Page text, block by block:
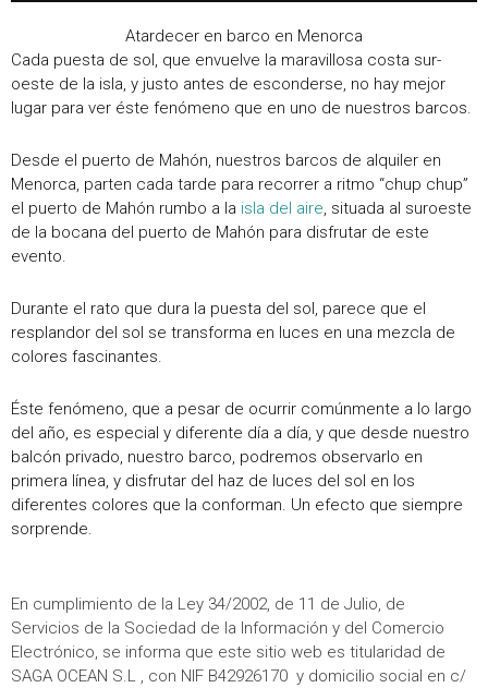
Atardecer en barco en Menorca
Cada puesta de sol, que envuelve la maravillosa costa sur-
oeste de la isla, y justo antes de esconderse, no hay mejor
lugar para ver éste fenómeno que en uno de nuestros barcos.
Desde el puerto de Mahón, nuestros barcos de alquiler en
Menorca, parten cada tarde para recorrer a ritmo “chup chup”
el puerto de Mahón rumbo a la isla del aire, situada al suroeste
de la bocana del puerto de Mahón para disfrutar de este
evento.
Durante el rato que dura la puesta del sol, parece que el
resplandor del sol se transforma en luces en una mezcla de
colores fascinantes.
Éste fenómeno, que a pesar de ocurrir comúnmente a lo largo
del año, es especial y diferente día a día, y que desde nuestro
balcón privado, nuestro barco, podremos observarlo en
primera línea, y disfrutar del haz de luces del sol en los
diferentes colores que la conforman. Un efecto que siempre
sorprende.
En cumplimiento de la Ley 34/2002, de 11 de Julio, de
Servicios de la Sociedad de la Información y del Comercio
Electrónico, se informa que este sitio web es titularidad de
SAGA OCEAN S.L , con NIF B42926170 y domicilio social en c/